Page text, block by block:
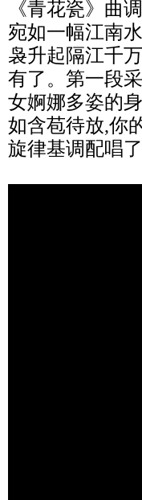
《青花瓷》曲
宛如一幅江南
袅升起隔江千
有了。第一段
女婀娜多姿的
如含苞待放,你
旋律基调配唱